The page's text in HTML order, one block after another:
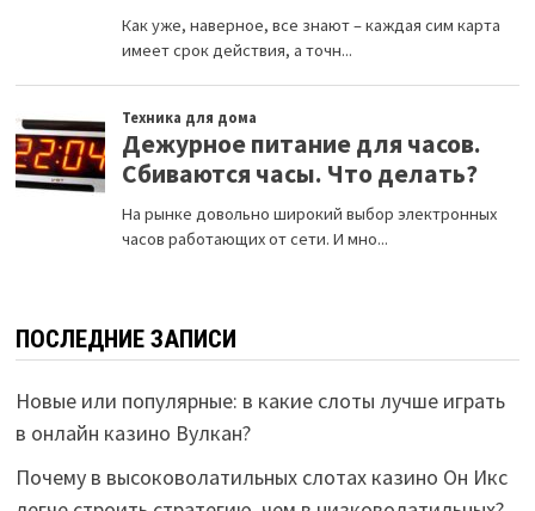
ПОСЛЕДНИЕ ЗАПИСИ
Новые или популярные: в какие слоты лучше играть
в онлайн казино Вулкан?
Почему в высоковолатильных слотах казино Он Икс